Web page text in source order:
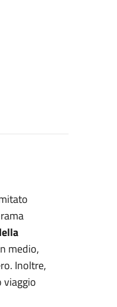
medio,
Inoltre,
viaggio